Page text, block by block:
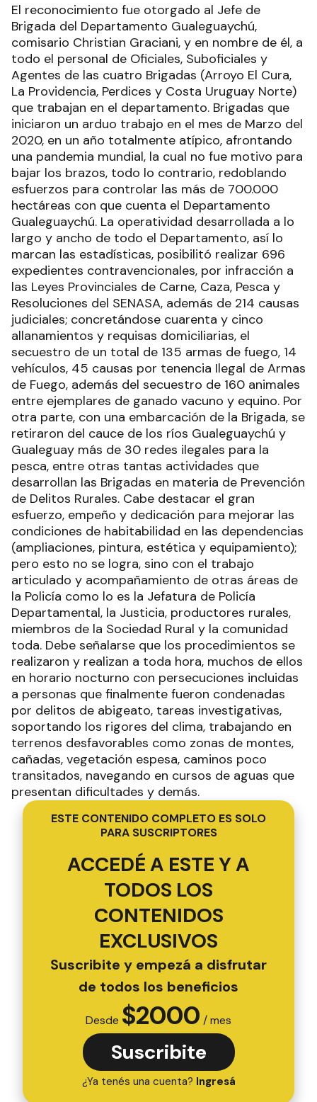
El reconocimiento fue otorgado al Jefe de
Brigada del Departamento Gualeguaychú,
comisario Christian Graciani, y en nombre de él, a
todo el personal de Oficiales, Suboficiales y
Agentes de las cuatro Brigadas (Arroyo El Cura,
La Providencia, Perdices y Costa Uruguay Norte)
que trabajan en el departamento. Brigadas que
iniciaron un arduo trabajo en el mes de Marzo del
2020, en un año totalmente atípico, afrontando
una pandemia mundial, la cual no fue motivo para
bajar los brazos, todo lo contrario, redoblando
esfuerzos para controlar las más de 700.000
hectáreas con que cuenta el Departamento
Gualeguaychú. La operatividad desarrollada a lo
largo y ancho de todo el Departamento, así lo
marcan las estadísticas, posibilitó realizar 696
expedientes contravencionales, por infracción a
las Leyes Provinciales de Carne, Caza, Pesca y
Resoluciones del SENASA, además de 214 causas
judiciales; concretándose cuarenta y cinco
allanamientos y requisas domiciliarias, el
secuestro de un total de 135 armas de fuego, 14
vehículos, 45 causas por tenencia Ilegal de Armas
de Fuego, además del secuestro de 160 animales
entre ejemplares de ganado vacuno y equino. Por
otra parte, con una embarcación de la Brigada, se
retiraron del cauce de los ríos Gualeguaychú y
Gualeguay más de 30 redes ilegales para la
pesca, entre otras tantas actividades que
desarrollan las Brigadas en materia de Prevención
de Delitos Rurales. Cabe destacar el gran
esfuerzo, empeño y dedicación para mejorar las
condiciones de habitabilidad en las dependencias
(ampliaciones, pintura, estética y equipamiento);
pero esto no se logra, sino con el trabajo
articulado y acompañamiento de otras áreas de
la Policía como lo es la Jefatura de Policía
Departamental, la Justicia, productores rurales,
miembros de la Sociedad Rural y la comunidad
toda. Debe señalarse que los procedimientos se
realizaron y realizan a toda hora, muchos de ellos
en horario nocturno con persecuciones incluidas
a personas que finalmente fueron condenadas
por delitos de abigeato, tareas investigativas,
soportando los rigores del clima, trabajando en
terrenos desfavorables como zonas de montes,
cañadas, vegetación espesa, caminos poco
transitados, navegando en cursos de aguas que
presentan dificultades y demás.
ESTE CONTENIDO COMPLETO ES SOLO
PARA SUSCRIPTORES
ACCEDÉ A ESTE Y A
TODOS LOS
CONTENIDOS
EXCLUSIVOS
Suscribite y empezá a disfrutar
de todos los beneficios
Desde $2000 / mes
Suscribite
¿Ya tenés una cuenta? Ingresá